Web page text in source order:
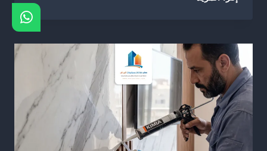
بالرياض
ت:
0504774436
–
ديكور
بديل
الخشب
الرياض